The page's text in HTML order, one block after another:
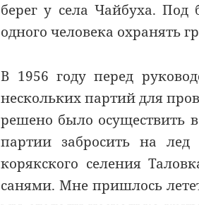
берег у села Чайбуха. Под
одного человека охранять
В 1956 году перед
нескольких партий для
решено было осуществить
партии забросить на лед
корякского селения
санями. Мне пришлось